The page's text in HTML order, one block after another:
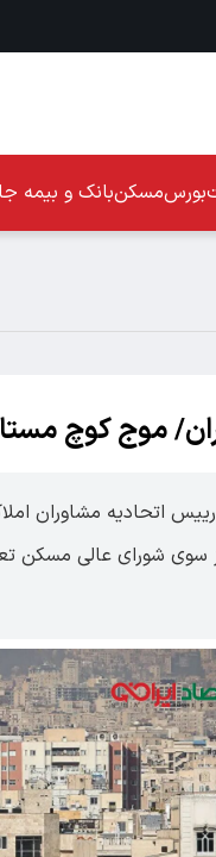
بورسمسکنبانک و بیمه
موج کوچ
نایب رییس اتحادیه
سوی شورای عالی مسکن